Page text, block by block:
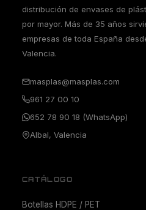
distribución de envases de
por mayor. Más de 35 años
empresas de toda España
Valencia.
masplas@masplas.com
961 27 00 10
652 78 90 18 (WhatsApp)
Albal, Valencia
CATÁLOGO
Botellas HDPE / PET